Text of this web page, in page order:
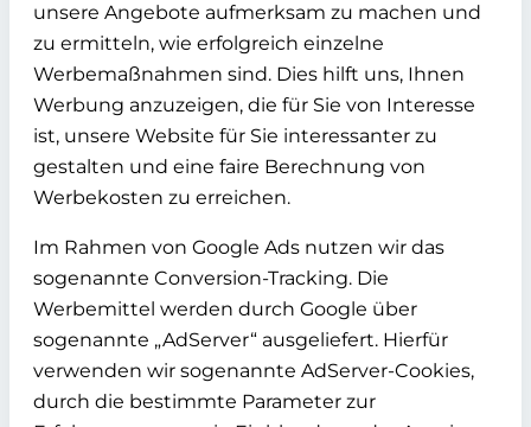
unsere Angebote aufmerksam zu machen und
zu ermitteln, wie erfolgreich einzelne
Werbemaßnahmen sind. Dies hilft uns, Ihnen
Werbung anzuzeigen, die für Sie von Interesse
ist, unsere Website für Sie interessanter zu
gestalten und eine faire Berechnung von
Werbekosten zu erreichen.
Im Rahmen von Google Ads nutzen wir das
sogenannte Conversion-Tracking. Die
Werbemittel werden durch Google über
sogenannte „AdServer“ ausgeliefert. Hierfür
verwenden wir sogenannte AdServer-Cookies,
durch die bestimmte Parameter zur